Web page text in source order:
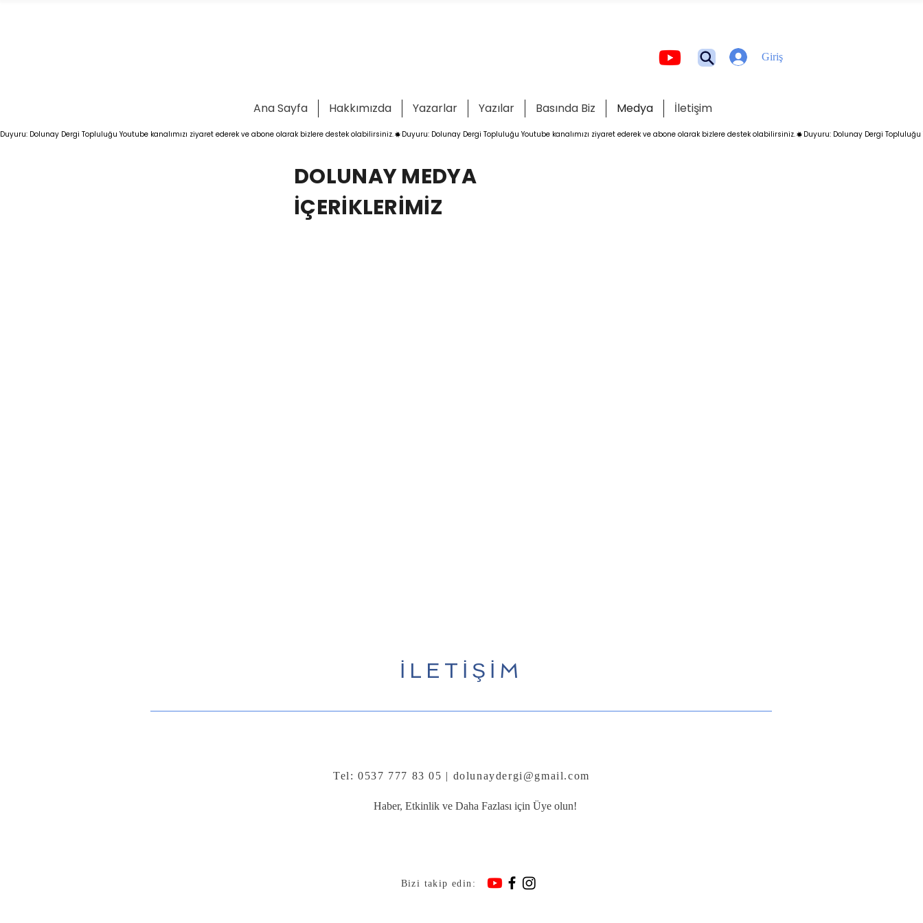
Giriş
Ana Sayfa Hakkımızda Yazarlar Yazılar Basında Biz Medya İletişim
Duyuru: Dolunay Dergi Topluluğu Youtube kanalımızı ziyaret ederek ve abone olarak bizlere destek olabilirsiniz.
DOLUNAY MEDYA
İÇERİKLERİMİZ
İLETİŞİM
Tel: 0537 777 83 05 | dolunaydergi@gmail.com
Haber, Etkinlik ve Daha Fazlası için Üye olun!
Bizi takip edin: